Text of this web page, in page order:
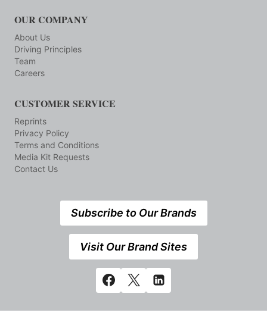
OUR COMPANY
About Us
Driving Principles
Team
Careers
CUSTOMER SERVICE
Reprints
Privacy Policy
Terms and Conditions
Media Kit Requests
Contact Us
Subscribe to Our Brands
Visit Our Brand Sites